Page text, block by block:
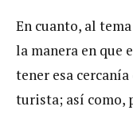
En cuanto, al
la manera en que
tener esa
turista; así como,